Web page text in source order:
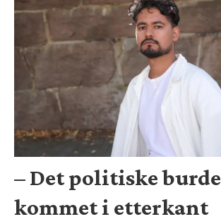
– Det politiske burde
kommet i etterkant